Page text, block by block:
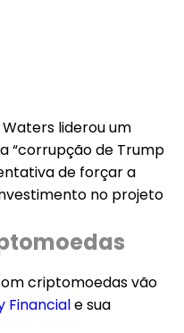
liderou um
“corrupção de Trump
de forçar a
no projeto
criptomoedas vão
Financiale sua